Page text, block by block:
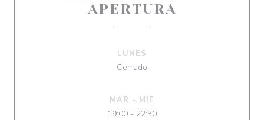
APERTURA
LUNES
Cerrado
MAR - MIE
19:00 - 22:30